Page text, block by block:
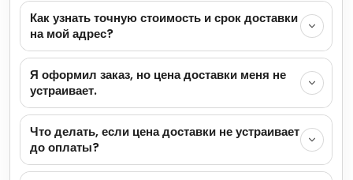
Как узнать точную стоимость и срок доставки
на мой адрес?
Я оформил заказ, но цена доставки меня не
устраивает.
Что делать, если цена доставки не устраивает
до оплаты?